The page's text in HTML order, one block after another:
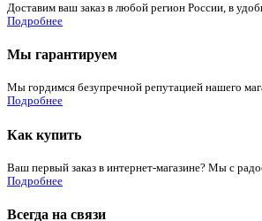
Доставим ваш заказ в любой регион России, в
Подробнее
Мы гарантируем
Мы гордимся безупречной репутацией нашего
Подробнее
Как купить
Ваш первый заказ в интернет-магазине? Мы с
Подробнее
Всегда на связи